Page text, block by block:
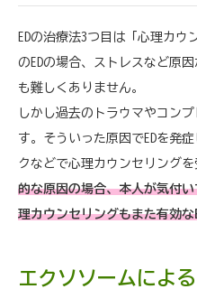
EDの治療法3つ目は「心理カウ
のEDの場合、ストレスなど原
も難しくありません。
しかし過去のトラウマやコン
す。そういった原因でEDを発
クなどで心理カウンセリング
的な原因の場合、本人が気付
理カウンセリングもまた有効な
エクソソームによ